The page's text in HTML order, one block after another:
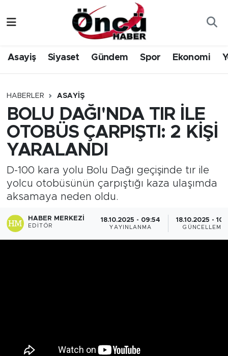
Asayiş Siyaset Gündem Spor Ekonomi
HABERLER ASAYIŞ
BOLU DAĞI'NDA TIR İLE
OTOBÜS ÇARPIŞTI: 2 KİŞİ
YARALANDI
D-100 kara yolu Bolu Dağı geçişinde tır ile
yolcu otobüsünün çarpıştığı kaza ulaşımda
aksamaya neden oldu.
HABER MERKEZI
EDITÖR
18.10.2025 - 09:54
YAYINLANMA
18.10.2025 -
GÜNCELLEME
Gündem
Sağlık & Çevre
Spor
Siyaset
Yerel Haber
Öncü Radyo Dinle
Öncü TV İzle
Düzce Nöbetçi Eczaneler
Düzce Hava Durumu
Düzce Namaz Vakitleri
Düzce Trafik Yoğunluk Haritası
Süper Lig Puan Durumu ve Fikstür
Tüm Manşetler
Son Dakika Haberleri
Haber Arşivi